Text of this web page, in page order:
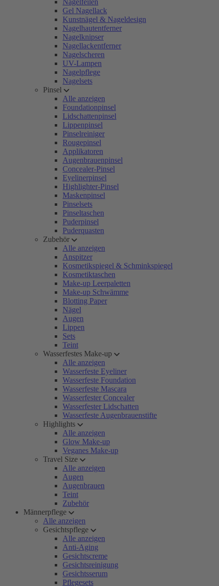
Nagelfeilen
Gel Nagellack
Kunstnägel & Nageldesign
Nagelhautentferner
Nagelknipser
Nagellackentferner
Nagelscheren
UV-Lampen
Nagelpflege
Nagelsets
Pinsel
Alle anzeigen
Foundationpinsel
Lidschattenpinsel
Lippenpinsel
Pinselreiniger
Rougepinsel
Applikatoren
Augenbrauenpinsel
Concealer-Pinsel
Eyelinerpinsel
Highlighter-Pinsel
Maskenpinsel
Pinselsets
Pinseltaschen
Puderpinsel
Puderquasten
Zubehör
Alle anzeigen
Anspitzer
Kosmetikspiegel & Schminkspiegel
Kosmetiktaschen
Make-up Leerpaletten
Make-up Schwämme
Blotting Paper
Nägel
Augen
Lippen
Sets
Teint
Wasserfestes Make-up
Alle anzeigen
Wasserfeste Eyeliner
Wasserfeste Foundation
Wasserfeste Mascara
Wasserfester Concealer
Wasserfester Lidschatten
Wasserfeste Augenbrauenstifte
Highlights
Alle anzeigen
Glow Make-up
Veganes Make-up
Travel Size
Alle anzeigen
Augen
Augenbrauen
Teint
Zubehör
Männerpflege
Alle anzeigen
Gesichtspflege
Alle anzeigen
Anti-Aging
Gesichtscreme
Gesichtsreinigung
Gesichtsserum
Pflegesets